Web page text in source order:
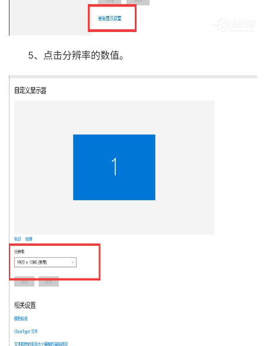
5、点击分辨率的数值。